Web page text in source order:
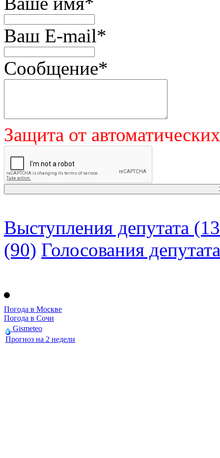
Ваш E-mail*
Сообщение*
Защита от
Выступления депутата
(90) Голосования депутата
Погода в Москве
Погода в Сочи
Gismeteo
Прогноз на 2 недели